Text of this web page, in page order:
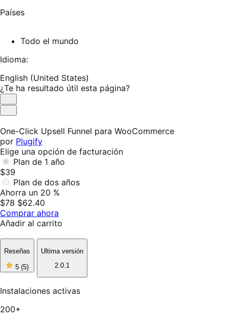
Países
Todo el mundo
Idioma:
English (United States)
¿Te ha resultado útil esta página?
Es
útil
No
útil
One-Click Upsell Funnel para WooCommerce
por Plugify
Elige una opción de facturación
Plan de 1 año
$39
Plan de dos años
Ahorra un 20 %
$78 $62.40
Comprar ahora
Añadir al carrito
Reseñas
5 (5)5
de
estrellas,
5
Ultima versión
2.0.1
Instalaciones activas
200+